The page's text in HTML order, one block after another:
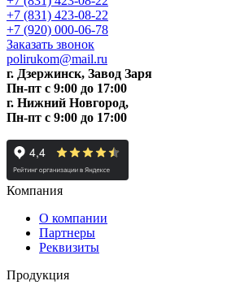
+7 (831) 423-08-22
+7 (920) 000-06-78
Заказать звонок
polirukom@mail.ru
г. Дзержинск, Завод Заря
Пн-пт c 9:00 до 17:00
г. Нижний Новгород,
Пн-пт c 9:00 до 17:00
Компания
О компании
Партнеры
Реквизиты
Продукция